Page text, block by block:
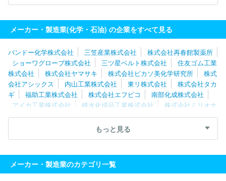
社
メーカー・製造業(化学・石油) の企業をすべて見る
バンドー化学株式会社 三笠産業株式会社
株式会社再春館製薬所
ショーワグローブ株式会社
三ツ星ベルト株式会社
住友ゴム工業
株式会社
株式会社ヤマサキ 株式会社ピカソ美化学研究所
株式
会社アシックス
内山工業株式会社 東リ株式会社
株式会社タカ
ギ
福助工業株式会社 株式会社エフピコ
南部化成株式会社
アイカ工業株式会社
積水化成品工業株式会社
株式会社ミリオナ
化粧品
株式会社森創 ホーユー株式会社
株式会社ナリス化粧
大塚化学株式会社
サカタ
インクス株式会社
会社タカギセイコー
共和レザー株式会社
株式会社シャンソン化
粧品
株式会社桃谷順天館 上野製薬株式会社
もっと見る
メーカー・製造業のカテゴリ一覧